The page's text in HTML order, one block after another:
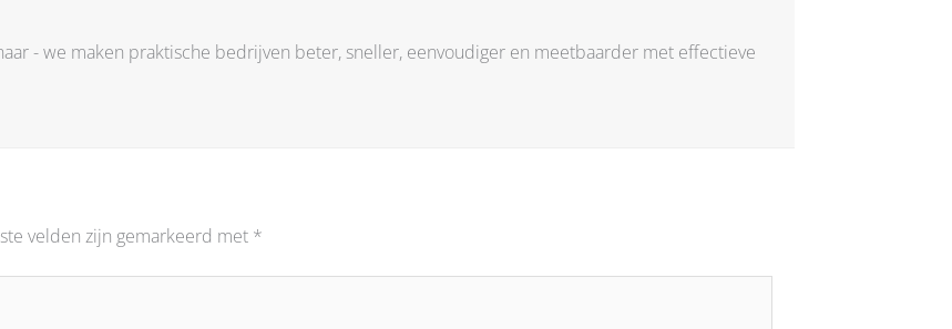
- we maken praktische bedrijven beter, sneller, eenvoudiger en meetbaarder met effectieve
velden zijn gemarkeerd met *